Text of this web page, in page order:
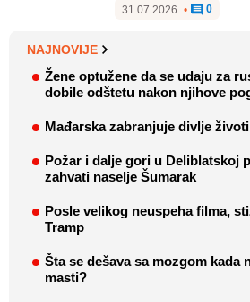
31.07.2026. • 0
NAJNOVIJE
Žene optužene da se udaju za
dobile odštetu nakon njihove
Mađarska zabranjuje divlje
Požar i dalje gori u Deliblatskoj
zahvati naselje Šumarak
Posle velikog neuspeha filma,
Tramp
Šta se dešava sa mozgom kada
masti?